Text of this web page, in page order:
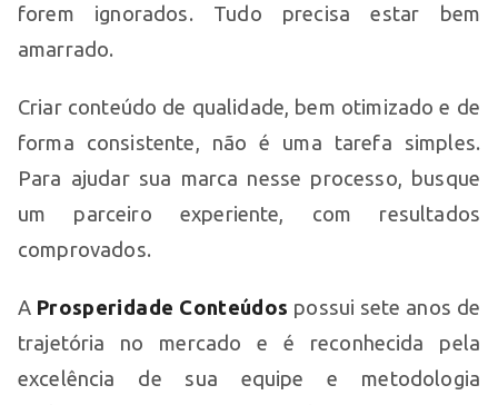
forem ignorados. Tudo precisa estar bem
amarrado.
Criar conteúdo de qualidade, bem otimizado e de
forma consistente, não é uma tarefa simples.
Para ajudar sua marca nesse processo, busque
um parceiro experiente, com resultados
comprovados.
A Prosperidade Conteúdos possui sete anos de
trajetória no mercado e é reconhecida pela
excelência de sua equipe e metodologia